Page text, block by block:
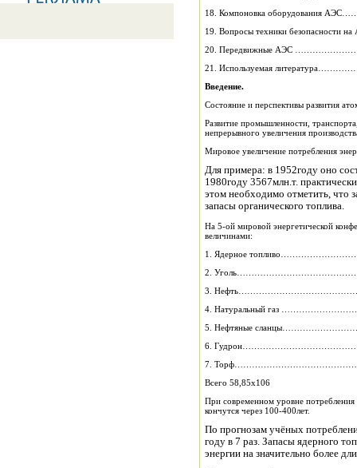
18. Компоновка оборудования
19. Вопросы техники
20. Передвижные АЭС
21. Используемая
Введение.
Состояние и перспективы
Развитие промышленности,
непрерывного увеличения
Мировое увеличение потребления
Для примера: в 1952году оно
1980году 3567млн.т.
этом необходимо отметить, что
запасы органического топлива.
На 5-ой мировой энергетической
величинами:
1. Ядерное
2.
3.
4. Натуральный газ
5. Нефтяные
6.
7. Торф……………………………………….
Всего 58,85х106
При современном уровне
кончутся через 100-400лет.
По прогнозам учёных
году в 7 раз. Запасы ядерного топлива могут обеспечить нужды населения в
энергии на значительно более